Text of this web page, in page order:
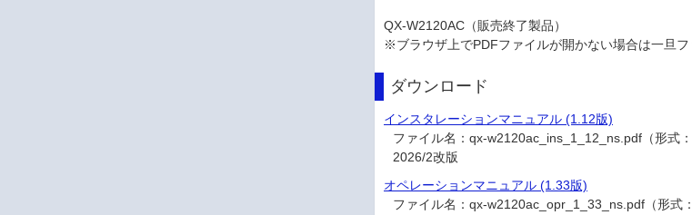
QX-W2120AC（販売終了製品）
※ブラウザ上でPDFファイルが開かない場合は一旦
ダウンロード
インスタレーションマニュアル (1.12版)
ファイル名：qx-w2120ac_ins_1_12_ns.pdf（形式
2026/2改版
オペレーションマニュアル (1.33版)
ファイル名：qx-w2120ac_opr_1_33_ns.pdf（形式